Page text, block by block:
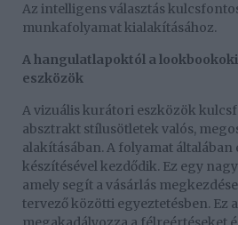
Az intelligens választás
munkafolyamat kialakításához.
A hangulatlapoktól a
eszközök
A vizuális kurátori eszközök
absztrakt stílusötletek valós,
alakításában. A folyamat
készítésével kezdődik. Ez egy
amely segít a vásárlás
tervező közötti egyeztetésben. Ez